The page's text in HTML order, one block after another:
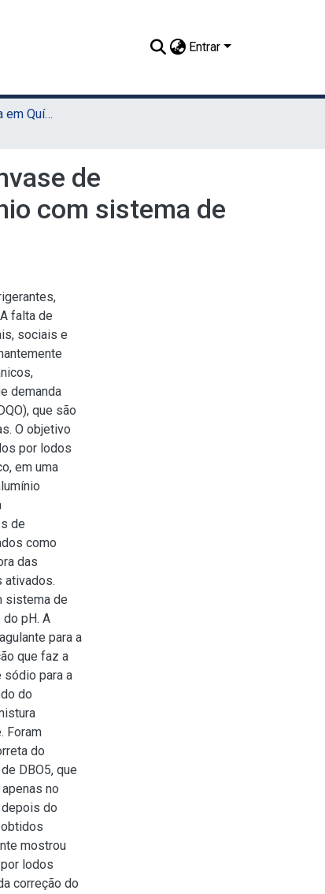
Entrar
TCC - Licenciatura em Química (Sede)
de
com sistema de
falta de
sociais e
demanda
que são
O objetivo
por lodos
em uma
de
como
das
ativados.
sistema de
pH. A
para a
que faz a
sódio para a
do
Foram
do
DBO5, que
no
do
mostrou
lodos
correção do